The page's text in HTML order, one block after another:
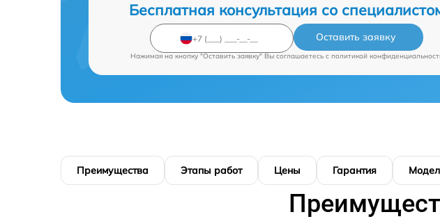
Бесплатная консультация со
Оставить заявку
Нажимая на кнопку "Оставить заявку" Вы соглашаетесь c политикой
Преимущества Этапы работ Цены Гарантия